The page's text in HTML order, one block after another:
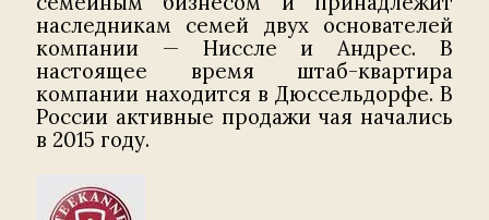
наследникам семей двух основателей
компании — Ниссле и Андрес. В
настоящее время штаб-квартира
компании находится в Дюссельдорфе. В
России активные продажи чая начались
в 2015 году.